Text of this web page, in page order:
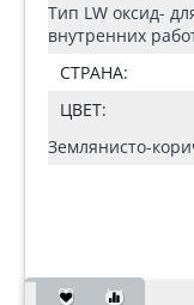
Тип LW оксид-
внутренних
СТРАНА:
ЦВЕТ:
Землянисто-